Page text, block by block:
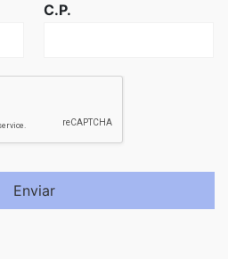
C.P.
Enviar